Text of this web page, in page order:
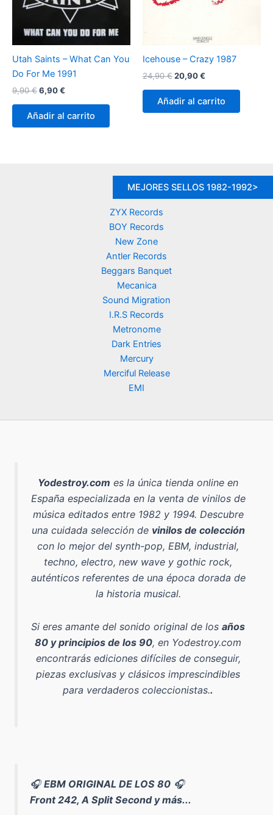
Utah Saints – What Can You
Do For Me 1991
9,90€El
original
era:
6,90€
actual
es:
Añadir al carrito
Icehouse – Crazy 1987
24,90€El
original
era:
20,90€
actual
es:
Añadir al carrito
MEJORES SELLOS 1982-1992>
ZYX Records
BOY Records
New Zone
Antler Records
Beggars Banquet
Mecanica
Sound Migration
I.R.S Records
Metronome
Dark Entries
Mercury
Merciful Release
EMI
Yodestroy.com es la única tienda online en
España especializada en la venta de vinilos de
música editados entre 1982 y 1994. Descubre
una cuidada selección de vinilos de colección
con lo mejor del synth-pop, EBM, industrial,
techno, electro, new wave y gothic rock,
auténticos referentes de una época dorada de
la historia musical.
Si eres amante del sonido original de los años
80 y principios de los 90, en Yodestroy.com
encontrarás ediciones difíciles de conseguir,
piezas exclusivas y clásicos imprescindibles
para verdaderos coleccionistas..
🎧EBM ORIGINAL DE LOS 80 🎧
Front 242, A Split Second y más...